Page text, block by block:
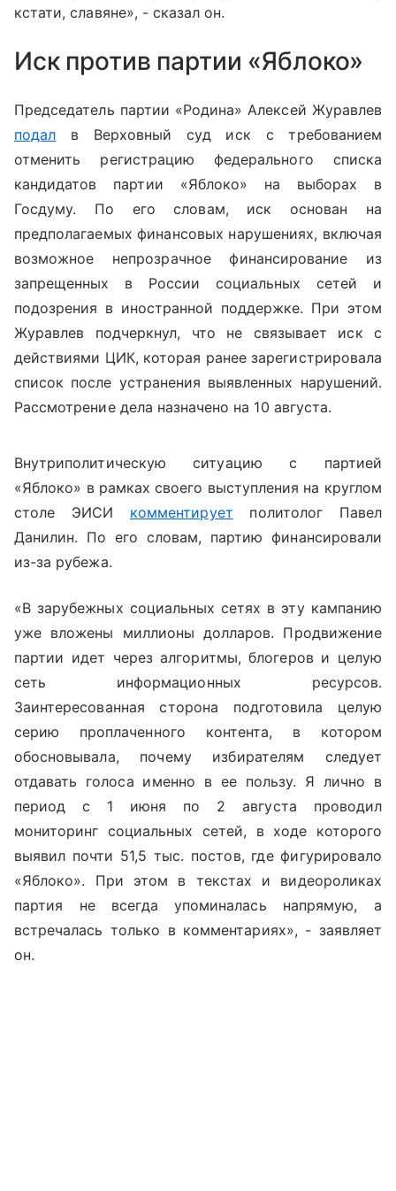
кстати, славяне», - сказал он.
Иск против партии «Яблоко»
Председатель партии «Родина» Алексей Журавлев
подал в Верховный суд иск с требованием
отменить регистрацию федерального списка
кандидатов партии «Яблоко» на выборах в
Госдуму. По его словам, иск основан на
предполагаемых финансовых нарушениях, включая
возможное непрозрачное финансирование из
запрещенных в России социальных сетей и
подозрения в иностранной поддержке. При этом
Журавлев подчеркнул, что не связывает иск с
действиями ЦИК, которая ранее зарегистрировала
список после устранения выявленных нарушений.
Рассмотрение дела назначено на 10 августа.
Внутриполитическую ситуацию с партией
«Яблоко» в рамках своего выступления на круглом
столе ЭИСИ комментирует
политолог Павел
Данилин. По его словам, партию финансировали
из-за рубежа.
«В зарубежных социальных сетях в эту кампанию
уже вложены миллионы долларов. Продвижение
партии идет через алгоритмы, блогеров и целую
сеть информационных ресурсов.
Заинтересованная сторона подготовила целую
серию проплаченного контента, в котором
обосновывала, почему избирателям следует
отдавать голоса именно в ее пользу. Я лично в
период с 1 июня по 2 августа проводил
мониторинг социальных сетей, в ходе которого
выявил почти 51,5 тыс. постов, где фигурировало
«Яблоко». При этом в текстах и видеороликах
партия не всегда упоминалась напрямую, а
встречалась только в комментариях», - заявляет
он.